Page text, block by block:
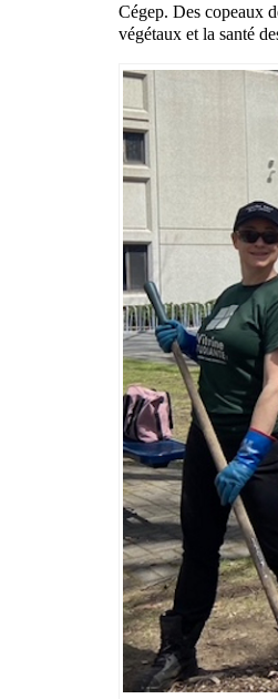
Cégep. Des copeaux
végétaux et la santé